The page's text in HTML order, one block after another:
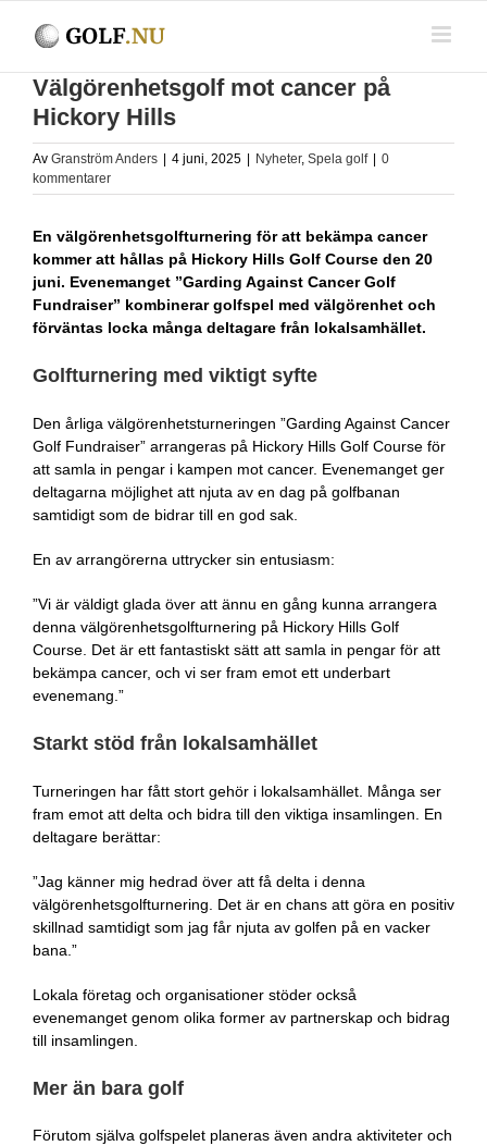
Välgörenhetsgolf mot cancer på
Hickory Hills
Av Granström Anders 4 juni, 2025 Nyheter, Spela golf
0
kommentarer
En välgörenhetsgolfturnering för att bekämpa cancer
kommer att hållas på Hickory Hills Golf Course den 20
juni. Evenemanget ”Garding Against Cancer Golf
Fundraiser” kombinerar golfspel med välgörenhet och
förväntas locka många deltagare från lokalsamhället.
Golfturnering med viktigt syfte
Den årliga välgörenhetsturneringen ”Garding Against Cancer
Golf Fundraiser” arrangeras på Hickory Hills Golf Course för
att samla in pengar i kampen mot cancer. Evenemanget ger
deltagarna möjlighet att njuta av en dag på golfbanan
samtidigt som de bidrar till en god sak.
En av arrangörerna uttrycker sin entusiasm:
”Vi är väldigt glada över att ännu en gång kunna arrangera
denna välgörenhetsgolfturnering på Hickory Hills Golf
Course. Det är ett fantastiskt sätt att samla in pengar för att
bekämpa cancer, och vi ser fram emot ett underbart
evenemang.”
Starkt stöd från lokalsamhället
Turneringen har fått stort gehör i lokalsamhället. Många ser
fram emot att delta och bidra till den viktiga insamlingen. En
deltagare berättar:
”Jag känner mig hedrad över att få delta i denna
välgörenhetsgolfturnering. Det är en chans att göra en positiv
skillnad samtidigt som jag får njuta av golfen på en vacker
bana.”
Lokala företag och organisationer stöder också
evenemanget genom olika former av partnerskap och bidrag
till insamlingen.
Mer än bara golf
Förutom själva golfspelet planeras även andra aktiviteter och